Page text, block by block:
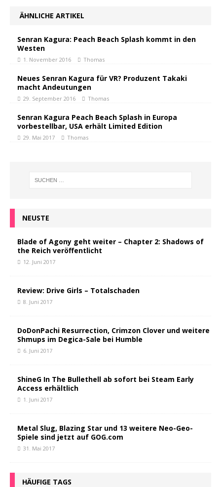
ÄHNLICHE ARTIKEL
Senran Kagura: Peach Beach Splash kommt in den
Westen
1. November 2016 Thomas
Neues Senran Kagura für VR? Produzent Takaki
macht Andeutungen
29. September 2016 Thomas
Senran Kagura Peach Beach Splash in Europa
vorbestellbar, USA erhält Limited Edition
29. Mai 2017 Thomas
NEUSTE
Blade of Agony geht weiter – Chapter 2: Shadows of
the Reich veröffentlicht
12. Juni 2017
Review: Drive Girls – Totalschaden
8. Juni 2017
DoDonPachi Resurrection, Crimzon Clover und weitere
Shmups im Degica-Sale bei Humble
6. Juni 2017
ShineG In The Bullethell ab sofort bei Steam Early
Access erhältlich
1. Juni 2017
Metal Slug, Blazing Star und 13 weitere Neo-Geo-
Spiele sind jetzt auf GOG.com
31. Mai 2017
HÄUFIGE TAGS